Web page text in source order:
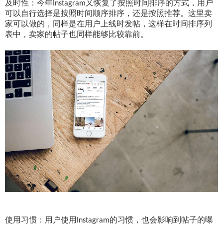
及时性：今年 Instagram又恢复了按照时间排序的方式，用户
可以自行选择是按照时间顺序排序，还是按照推荐。这里卖
家可以做的，同样是在用户上线时发帖，这样在时间排序列
表中，卖家的帖子也同样能够比较靠前。
使用习惯：用户使用 Instagram的习惯，也会影响到帖子的曝